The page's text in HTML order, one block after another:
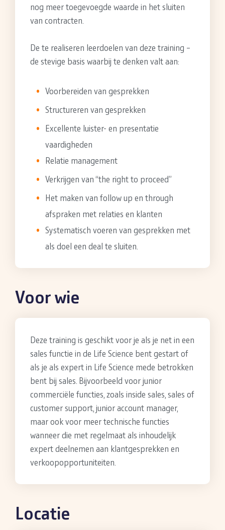
nog meer toegevoegde waarde in het sluiten
van contracten.
De te realiseren leerdoelen van deze training –
de stevige basis waarbij te denken valt aan:
Voorbereiden van gesprekken
Structureren van gesprekken
Excellente luister- en presentatie
vaardigheden
Relatie management
Verkrijgen van “the right to proceed”
Het maken van follow up en through
afspraken met relaties en klanten
Systematisch voeren van gesprekken met
als doel een deal te sluiten.
Voor wie
Deze training is geschikt voor je als je net in een
sales functie in de Life Science bent gestart of
als je als expert in Life Science mede betrokken
bent bij sales. Bijvoorbeeld voor junior
commerciële functies, zoals inside sales, sales of
customer support, junior account manager,
maar ook voor meer technische functies
wanneer die met regelmaat als inhoudelijk
expert deelnemen aan klantgesprekken en
verkoopopportuniteiten.
Locatie